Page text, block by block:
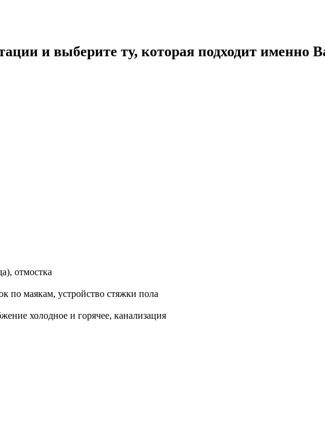
и выберите ту, которая подходит именно
отмостка
по маякам, устройство стяжки пола
холодное и горячее, канализация